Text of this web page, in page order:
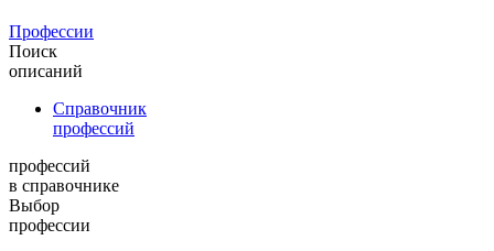
Профессии
Поиск
описаний
Справочник
профессий
профессий
в справочнике
Выбор
профессии